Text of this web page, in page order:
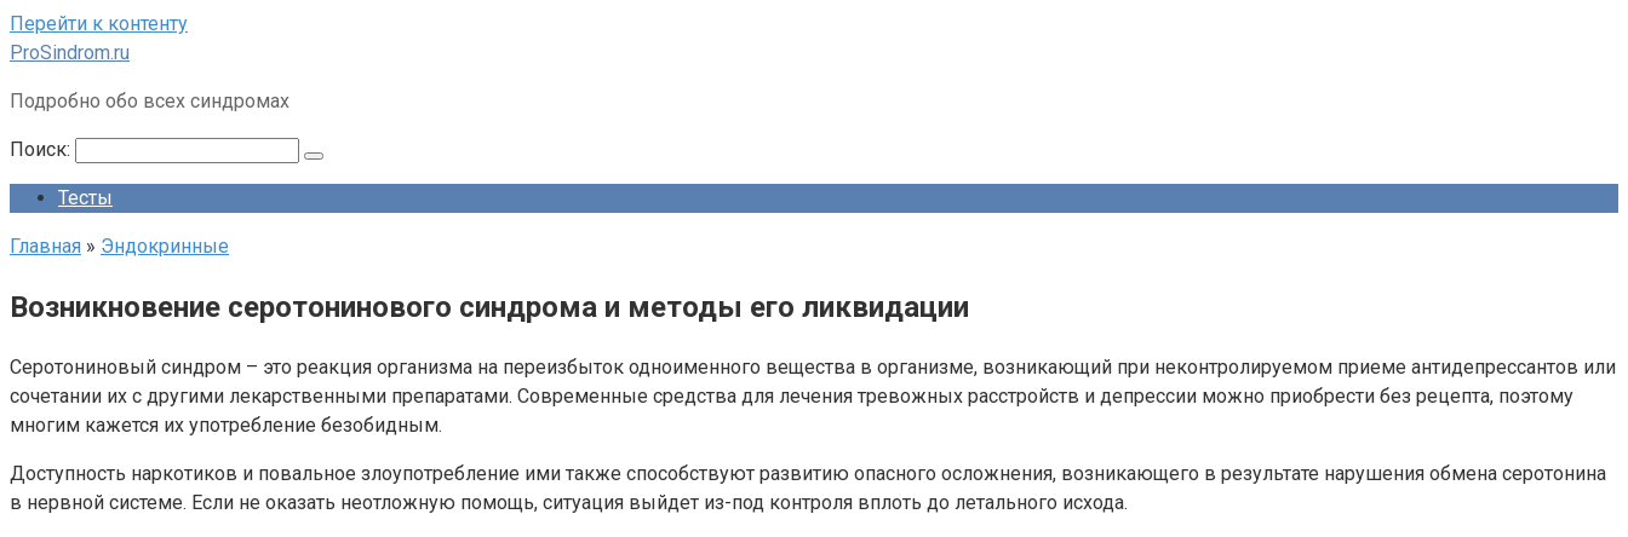
Перейти к контенту
ProSindrom.ru
Подробно обо всех синдромах
Поиск:
Тесты
Главная » Эндокринные
Возникновение серотонинового синдрома и методы его ликвидации
Серотониновый синдром – это реакция организма на переизбыток одноименного вещества в организме, возникающий при неконтролируемом приеме антидепрессантов или
сочетании их с другими лекарственными препаратами. Современные средства для лечения тревожных расстройств и депрессии можно приобрести без рецепта, поэтому
многим кажется их употребление безобидным.
Доступность наркотиков и повальное злоупотребление ими также способствуют развитию опасного осложнения, возникающего в результате нарушения обмена серотонина
в нервной системе. Если не оказать неотложную помощь, ситуация выйдет из-под контроля вплоть до летального исхода.